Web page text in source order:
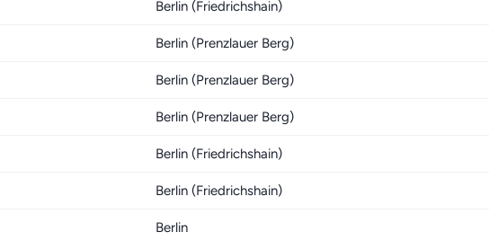
Berlin (Friedrichshain)
Berlin (Prenzlauer Berg)
Berlin (Prenzlauer Berg)
Berlin (Prenzlauer Berg)
Berlin (Friedrichshain)
Berlin (Friedrichshain)
Berlin